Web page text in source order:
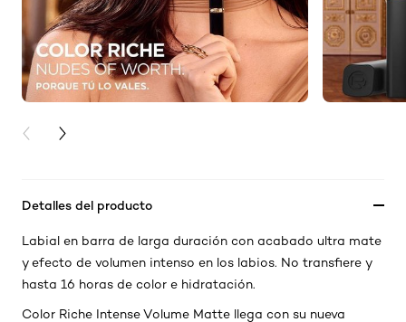
PREVIOUS CARD
NEXT CARD
Detalles del producto
Labial en barra de larga duración con acabado ultra mate
y efecto de volumen intenso en los labios. No transfiere y
hasta 16 horas de color e hidratación.
Color Riche Intense Volume Matte llega con su nueva